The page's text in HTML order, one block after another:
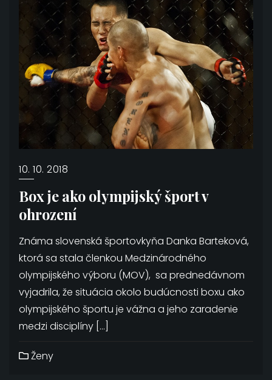
10. 10. 2018
Box je ako olympijský šport v
ohrození
Známa slovenská športovkyňa Danka Barteková,
ktorá sa stala členkou Medzinárodného
olympijského výboru (MOV), sa prednedávnom
vyjadrila, že situácia okolo budúcnosti boxu ako
olympijského športu je vážna a jeho zaradenie
medzi disciplíny […]
Ženy